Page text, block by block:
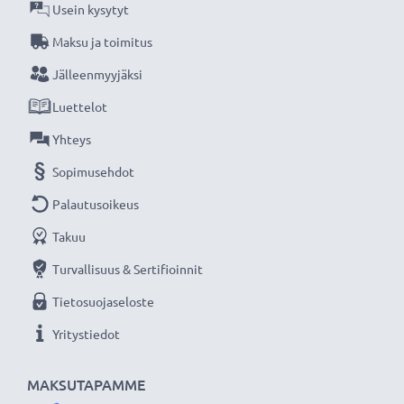
vastavalosuodin
★ 3 vuoden takuu ★
verkkokauppa, joka tarjoaa laadukkaita tuotteita, ja
siksi tarjoamme 36 kuukauden takuun!
MAKSUTAPAMME
Usein kysytyt
Maksu ja toimitus
Jälleenmyyjäksi
Luettelot
Yhteys
Sopimusehdot
Palautusoikeus
Takuu
Turvallisuus & Sertifioinnit
Tietosuojaseloste
Yritystiedot